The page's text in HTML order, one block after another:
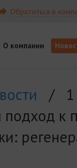
Обратиться в
О компании
/ 1
к